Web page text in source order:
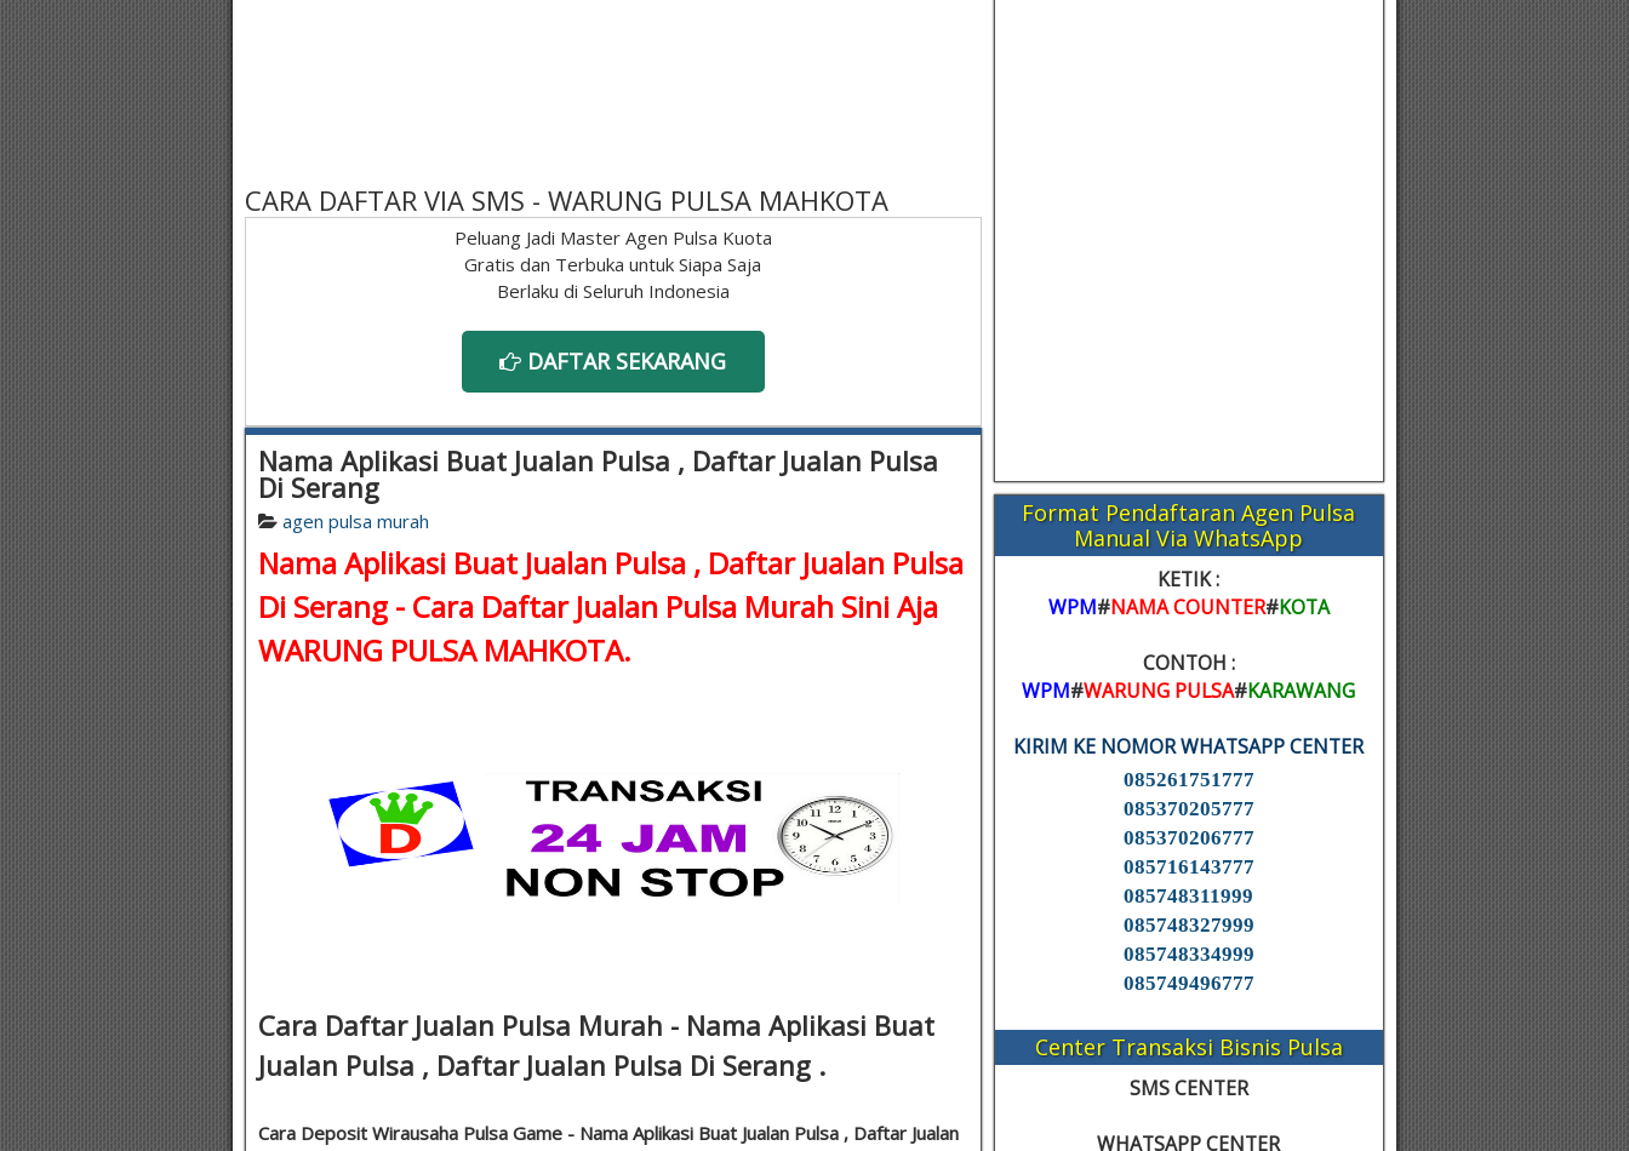
CARA DAFTAR VIA SMS - WARUNG PULSA MAHKOTA
Peluang Jadi Master Agen Pulsa Kuota
Gratis dan Terbuka untuk Siapa Saja
Berlaku di Seluruh Indonesia
DAFTAR SEKARANG
Nama Aplikasi Buat Jualan Pulsa , Daftar Jualan Pulsa
Di Serang
agen pulsa murah
Nama Aplikasi Buat Jualan Pulsa , Daftar Jualan Pulsa
Di Serang - Cara Daftar Jualan Pulsa Murah Sini Aja
WARUNG PULSA MAHKOTA.
Cara Daftar Jualan Pulsa Murah - Nama Aplikasi Buat
Jualan Pulsa , Daftar Jualan Pulsa Di Serang .
Cara Deposit Wirausaha Pulsa Game - Nama Aplikasi Buat Jualan Pulsa , Daftar Jualan
Format Pendaftaran Agen Pulsa
Manual Via WhatsApp
KETIK :
WPM#NAMA COUNTER#KOTA
CONTOH :
WPM#WARUNG PULSA#KARAWANG
KIRIM KE NOMOR WHATSAPP CENTER
085261751777
085370205777
085370206777
085716143777
085748311999
085748327999
085748334999
085749496777
Center Transaksi Bisnis Pulsa
SMS CENTER
WHATSAPP CENTER